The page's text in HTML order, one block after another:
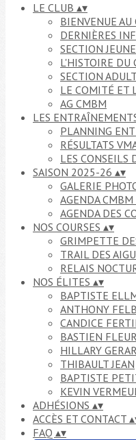
LE CLUB ▴▾
BIENVENUE AU
DERNIÈRES
SECTION
L'HISTOIRE DU
SECTION
LE COMITÉ ET
AG CMBM
LES
PLANNING
RÉSULTATS
LES CONSEILS
SAISON 2025-26 ▴▾
GALERIE
AGENDA
AGENDA DES
NOS COURSES ▴▾
GRIMPETTE
TRAIL DES
RELAIS
NOS ÉLITES ▴▾
BAPTISTE
ANTHONY
CANDICE
BASTIEN
HILLARY
THIBAULT JEAN
BAPTISTE
KEVIN
ADHÉSIONS ▴▾
ACCÈS ET CONTACT ▴
FAQ ▴▾